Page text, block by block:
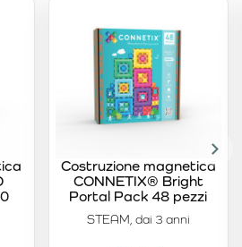
STEAM, dai 3 anni
Costruzione magnetica
CONNETIX® Bright
Portal Pack 48 pezzi